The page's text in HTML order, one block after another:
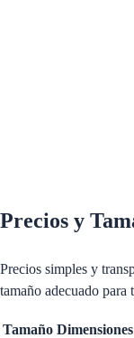
Precios y
Precios simples y
tamaño adecuado para
Tamaño Dimensiones